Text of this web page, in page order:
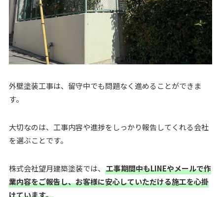
外壁塗装工事は、留守中でも問題なく進めることができま
す。
大切なのは、工事内容や進捗をしっかり報告してくれる会社
を選ぶことです。
株式会社望月建築塗装では、 工事期間中もLINEやメールで作
業内容をご報告し、お客様に安心していただける施工を心掛
けています。